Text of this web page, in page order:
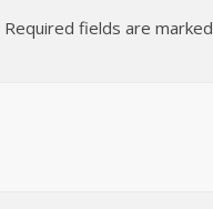
Required fields are marked